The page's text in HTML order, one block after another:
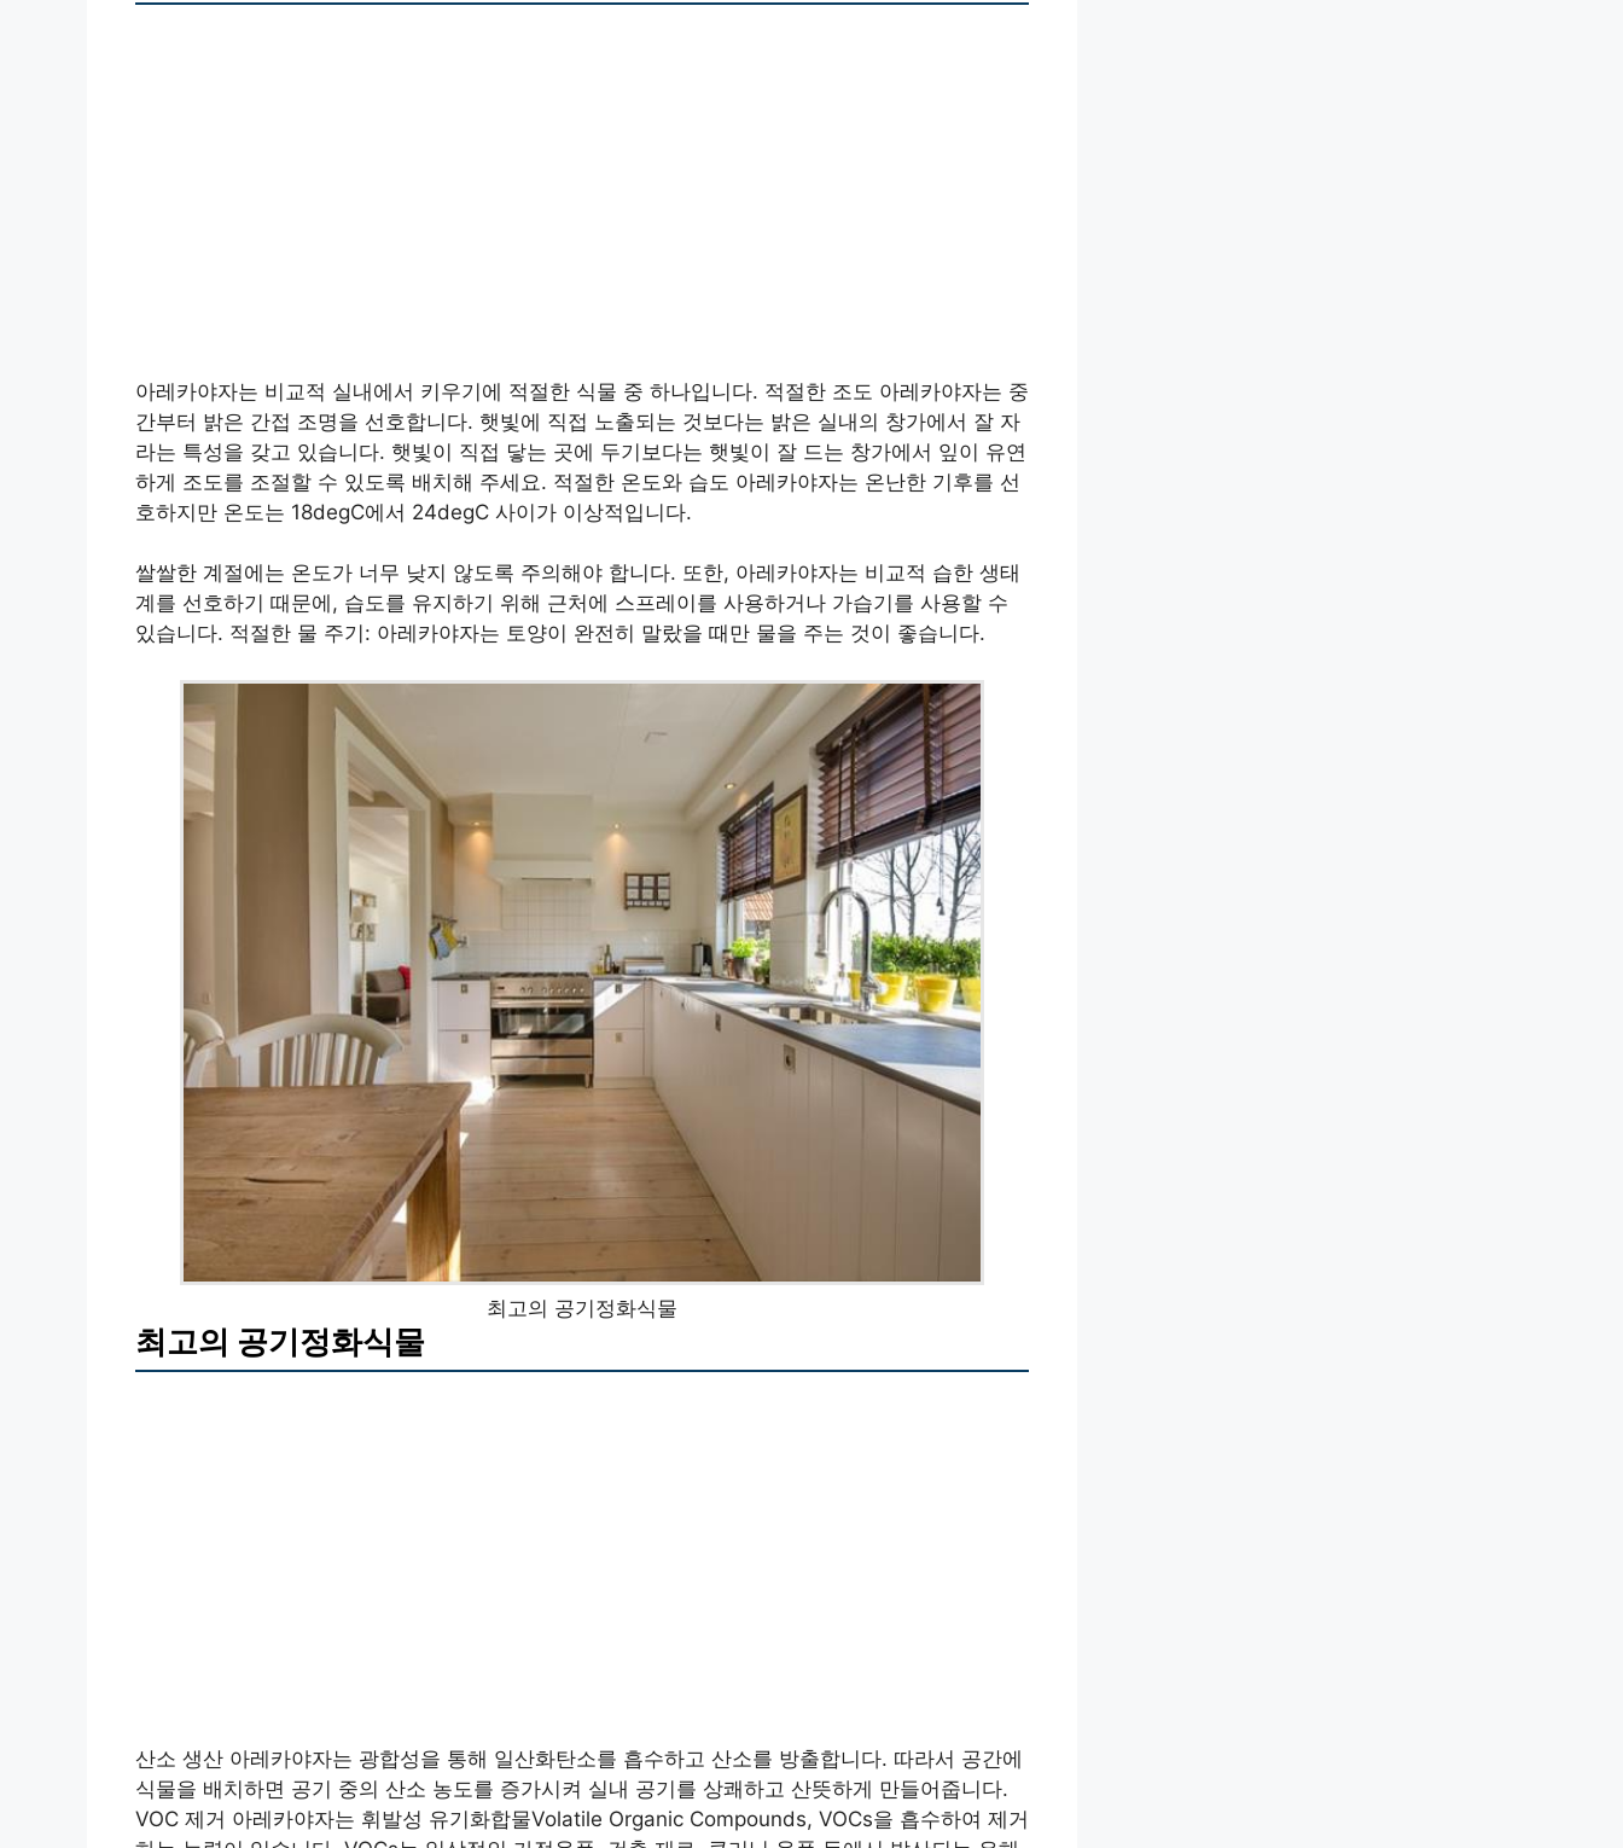
아레카야자는 비교적 실내에서 키우기에 적절한 식물 중 하나입니다. 적절한 조도 아레카야자는 중
간부터 밝은 간접 조명을 선호합니다. 햇빛에 직접 노출되는 것보다는 밝은 실내의 창가에서 잘 자
라는 특성을 갖고 있습니다. 햇빛이 직접 닿는 곳에 두기보다는 햇빛이 잘 드는 창가에서 잎이 유연
하게 조도를 조절할 수 있도록 배치해 주세요. 적절한 온도와 습도 아레카야자는 온난한 기후를 선
호하지만 온도는 18degC에서 24degC 사이가 이상적입니다.
쌀쌀한 계절에는 온도가 너무 낮지 않도록 주의해야 합니다. 또한, 아레카야자는 비교적 습한 생태
계를 선호하기 때문에, 습도를 유지하기 위해 근처에 스프레이를 사용하거나 가습기를 사용할 수
있습니다. 적절한 물 주기: 아레카야자는 토양이 완전히 말랐을 때만 물을 주는 것이 좋습니다.
최고의 공기정화식물
최고의 공기정화식물
산소 생산 아레카야자는 광합성을 통해 일산화탄소를 흡수하고 산소를 방출합니다. 따라서 공간에
식물을 배치하면 공기 중의 산소 농도를 증가시켜 실내 공기를 상쾌하고 산뜻하게 만들어줍니다.
VOC 제거 아레카야자는 휘발성 유기화합물Volatile Organic Compounds, VOCs을 흡수하여 제거